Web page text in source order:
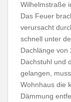
Wilhelmstraße
Das Feuer
verursacht
schnell unter
Dachlänge von
Dachstuhl und
gelangen,
Wohnhaus die
Dämmung